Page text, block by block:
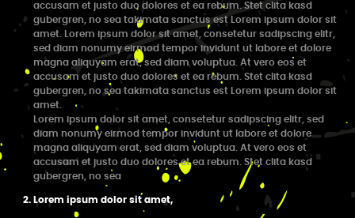
accusam et justo duo dolores et ea rebum. Stet clita kasd
gubergren, no sea takimata sanctus est Lorem ipsum dolor sit
amet. Lorem ipsum dolor sit amet, consetetur sadipscing elitr,
sed diam nonumy eirmod tempor invidunt ut labore et dolore
magna aliquyam erat, sed diam voluptua. At vero eos et
accusam et justo duo dolores et ea rebum. Stet clita kasd
gubergren, no sea takimata sanctus est Lorem ipsum dolor sit
amet.
Lorem ipsum dolor sit amet, consetetur sadipscing elitr, sed
diam nonumy eirmod tempor invidunt ut labore et dolore
magna aliquyam erat, sed diam voluptua. At vero eos et
accusam et justo duo dolores et ea rebum. Stet clita kasd
gubergren, no sea
Lorem ipsum dolor sit amet,